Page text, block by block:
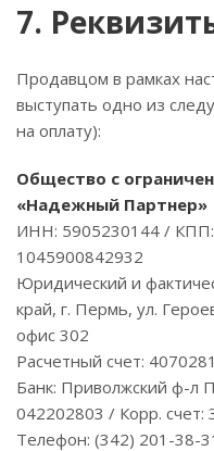
7.
Продавцом в рамках
выступать одно из
на оплату):
Общество с
«Надежный Партнер»
ИНН: 5905230144 /
1045900842932
Юридический и
край, г. Пермь, ул.
офис 302
Расчетный счет:
Банк: Приволжский ф-л
042202803 / Корр.
Телефон: (342) 201-38-